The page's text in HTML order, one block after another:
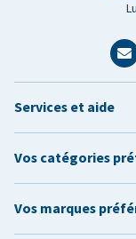
Services et aide
Vos catégories
Vos marques